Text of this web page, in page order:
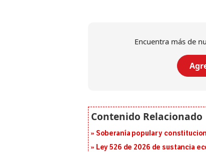
Encuentra más de
Soberanía popular y
Ley 526 de 2026 de sustancia